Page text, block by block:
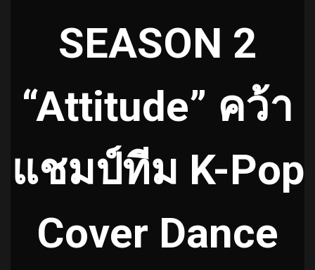
SEASON 2
“Attitude” คว้า
แชมป์ทีม K-Pop
Cover Dance